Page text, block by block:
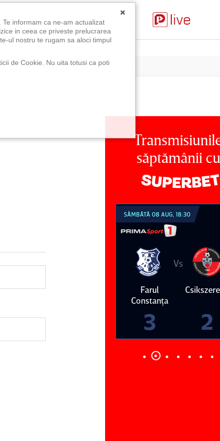
săptămânii cu
Farul
3
Vs
SÂMBĂTĂ 08 AUG, 21:30
Dinamo
4
Vs
FC
0
×
informam ca ne-am actualizat
in ceea ce priveste prelucrarea
ul nostru te rugam sa aloci timpul
de Cookie. Nu uita totusi ca poti